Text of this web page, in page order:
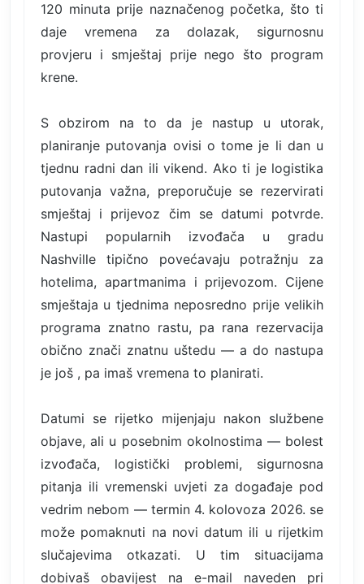
120 minuta prije naznačenog početka, što ti
daje vremena za dolazak, sigurnosnu
provjeru i smještaj prije nego što program
krene.
S obzirom na to da je nastup u utorak,
planiranje putovanja ovisi o tome je li dan u
tjednu radni dan ili vikend. Ako ti je logistika
putovanja važna, preporučuje se rezervirati
smještaj i prijevoz čim se datumi potvrde.
Nastupi popularnih izvođača u gradu
Nashville tipično povećavaju potražnju za
hotelima, apartmanima i prijevozom. Cijene
smještaja u tjednima neposredno prije velikih
programa znatno rastu, pa rana rezervacija
obično znači znatnu uštedu — a do nastupa
je još , pa imaš vremena to planirati.
Datumi se rijetko mijenjaju nakon službene
objave, ali u posebnim okolnostima — bolest
izvođača, logistički problemi, sigurnosna
pitanja ili vremenski uvjeti za događaje pod
vedrim nebom — termin 4. kolovoza 2026. se
može pomaknuti na novi datum ili u rijetkim
slučajevima otkazati. U tim situacijama
dobivaš obavijest na e-mail naveden pri